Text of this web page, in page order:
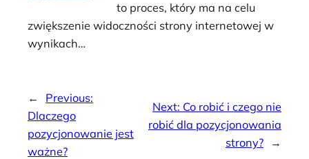
to proces, który ma na celu
zwiększenie widoczności strony internetowej w
wynikach…
←
Previous:
Dlaczego
pozycjonowanie jest
ważne?
Next: Co robić i czego nie
robić dla pozycjonowania
strony?
→